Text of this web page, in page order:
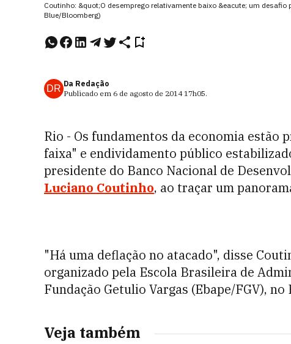
Coutinho: &quot;O desemprego relativamente baixo &eacute; um
Blue/Bloomberg)
DR Da Redação
Publicado em 6 de agosto de 2014 17h05.
Rio - Os fundamentos da economia estão
faixa" e endividamento público
presidente do Banco Nacional de
Luciano Coutinho, ao traçar um
"Há uma deflação no atacado", disse
organizado pela Escola Brasileira de
Fundação Getulio Vargas (Ebape/FGV), no
Veja também